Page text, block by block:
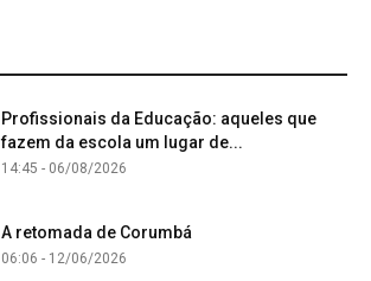
Profissionais da Educação: aqueles que
fazem da escola um lugar de...
14:45 - 06/08/2026
A retomada de Corumbá
06:06 - 12/06/2026